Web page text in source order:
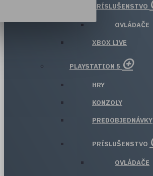
PRÍSLUŠENSTVO
OVLÁDAČE
XBOX LIVE
PLAYSTATION 5
HRY
KONZOLY
PREDOBJEDNÁVKY
PRÍSLUŠENSTVO
OVLÁDAČE